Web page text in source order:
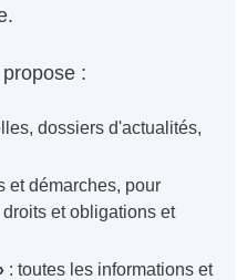
:
dossiers d'actualités,
et démarches, pour
et obligations et
: toutes les informations et